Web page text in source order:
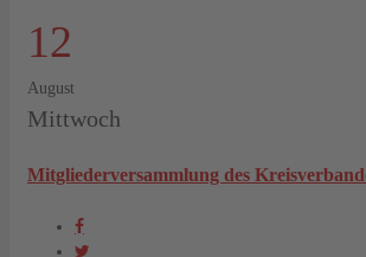
12
August
Mittwoch
Mitgliederversammlung des